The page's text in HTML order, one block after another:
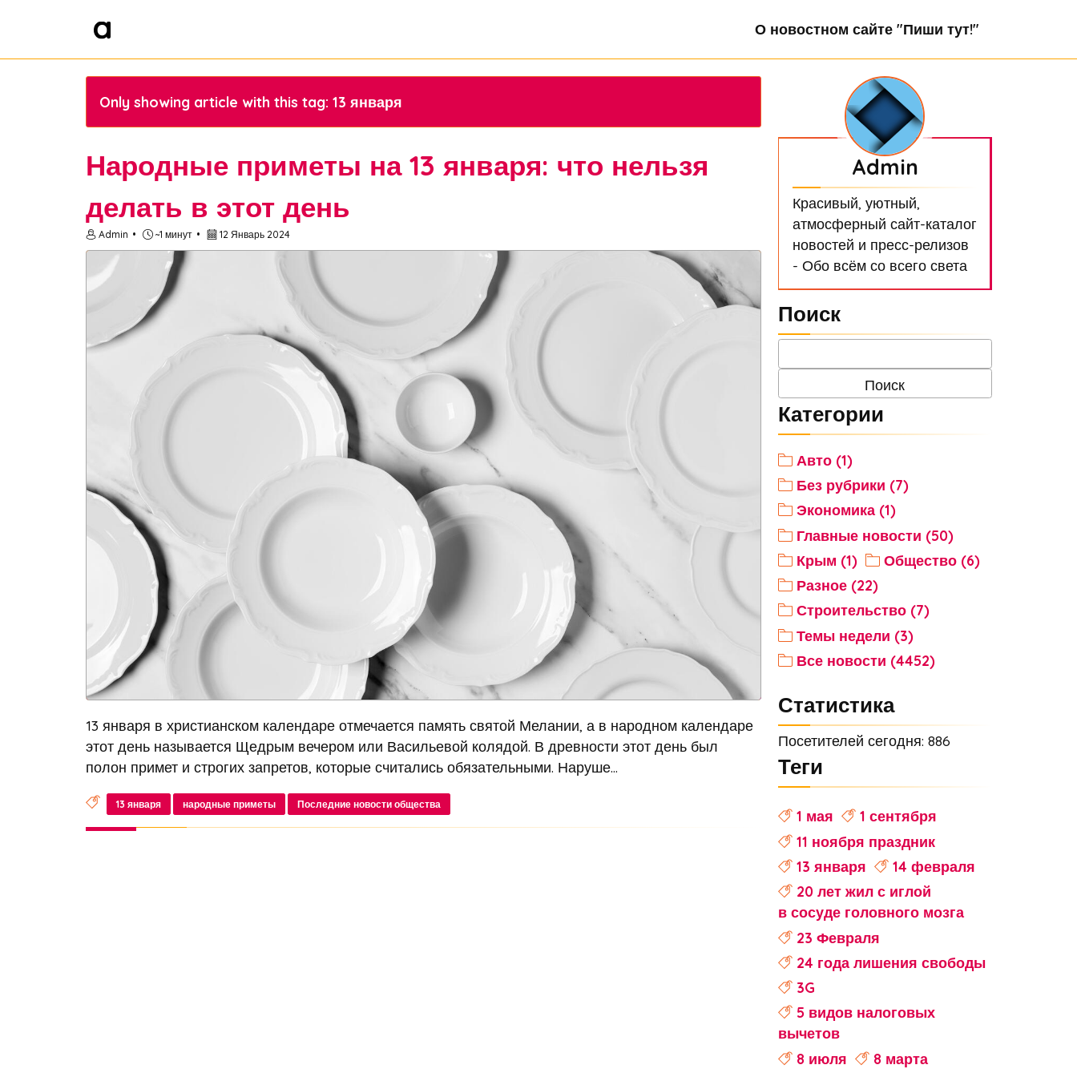
О новостном сайте "Пиши тут!"
Only showing article with this tag: 13 января
Народные приметы на 13 января: что нельзя
делать в этот день
Admin ~1 минут 12 Январь 2024
13 января в христианском календаре отмечается память святой Мелании, а в народном календаре
этот день называется Щедрым вечером или Васильевой колядой. В древности этот день был
полон примет и строгих запретов, которые считались обязательными. Наруше...
13 января народные приметы Последние новости общества
Admin
Красивый, уютный,
атмосферный сайт-каталог
новостей и пресс-релизов
- Обо всём со всего света
Поиск
Категории
Авто (1)
Без рубрики (7)
Экономика (1)
Главные новости (50)
Крым (1)
Общество (6)
Разное (22)
Строительство (7)
Темы недели (3)
Все новости (4452)
Статистика
Посетителей сегодня: 886
Теги
1 мая
1 сентября
11 ноября праздник
13 января
14 февраля
20 лет жил с иглой
в сосуде головного мозга
23 Февраля
24 года лишения свободы
3G
5 видов налоговых
вычетов
8 июля
8 марта